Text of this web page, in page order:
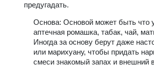
предугадать.
Основа: Основой может быть что
аптечная ромашка, табак, чай,
Иногда за основу берут даже
или марихуану, чтобы придать
смеси знакомый запах и внешний